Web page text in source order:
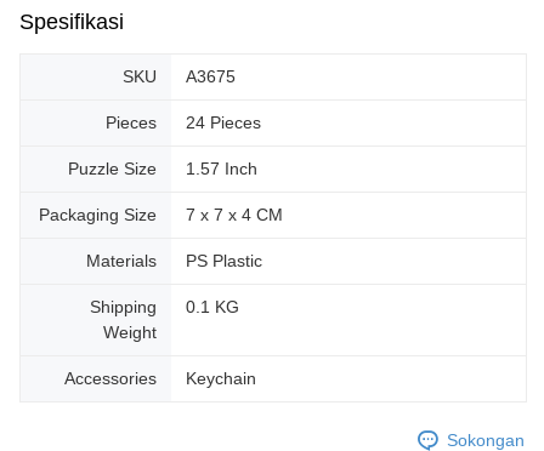
Spesifikasi
SKU A3675
Pieces 24 Pieces
Puzzle Size 1.57 Inch
Packaging Size 7 x 7 x 4 CM
Materials PS Plastic
Shipping
Weight
0.1 KG
Accessories Keychain
Sokongan